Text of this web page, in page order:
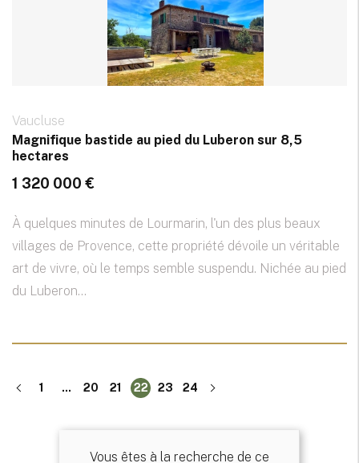
Vaucluse
Magnifique bastide au pied du Luberon sur 8,5
hectares
1 320 000 €
À quelques minutes de Lourmarin, l'un des plus beaux
villages de Provence, cette propriété dévoile un véritable
art de vivre, où le temps semble suspendu. Nichée au pied
du Luberon...
1 ... 20 21 22 23 24
Vous êtes à la recherche de ce